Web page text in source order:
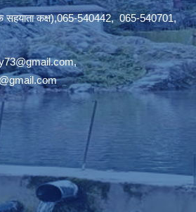
सहयाता कक्ष),065-540442, 065-540701,
,